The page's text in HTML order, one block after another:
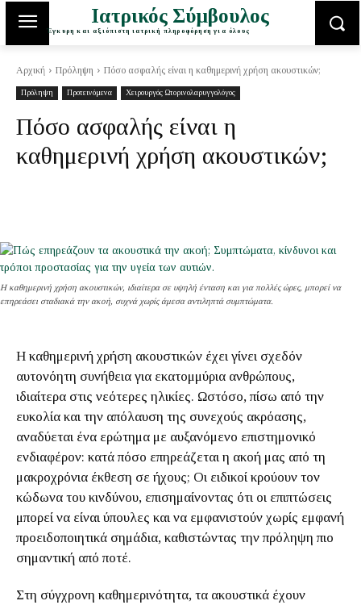
Ιατρικός Σύμβουλος
Έγκυρη και αξιόπιστη ιατρική πληροφόρηση για όλους
Αρχική Πρόληψη Πόσο ασφαλής είναι η καθημερινή χρήση ακουστικών;
Πρόληψη Προτεινόμενα Χειρουργός Ωτορινολαρυγγολόγος
Πόσο ασφαλής είναι η
καθημερινή χρήση ακουστικών;
Η καθημερινή χρήση ακουστικών, ιδιαίτερα σε υψηλή ένταση και για πολλές ώρες, μπορεί να
επηρεάσει σταδιακά την ακοή, συχνά χωρίς άμεσα αντιληπτά συμπτώματα.
Η καθημερινή χρήση ακουστικών έχει γίνει σχεδόν
αυτονόητη συνήθεια για εκατομμύρια ανθρώπους,
ιδιαίτερα στις νεότερες ηλικίες. Ωστόσο, πίσω από την
ευκολία και την απόλαυση της συνεχούς ακρόασης,
αναδύεται ένα ερώτημα με αυξανόμενο επιστημονικό
ενδιαφέρον: κατά πόσο επηρεάζεται η ακοή μας από τη
μακροχρόνια έκθεση σε ήχους; Οι ειδικοί κρούουν τον
κώδωνα του κινδύνου, επισημαίνοντας ότι οι επιπτώσεις
μπορεί να είναι ύπουλες και να εμφανιστούν χωρίς εμφανή
προειδοποιητικά σημάδια, καθιστώντας την πρόληψη πιο
σημαντική από ποτέ.
Στη σύγχρονη καθημερινότητα, τα ακουστικά έχουν